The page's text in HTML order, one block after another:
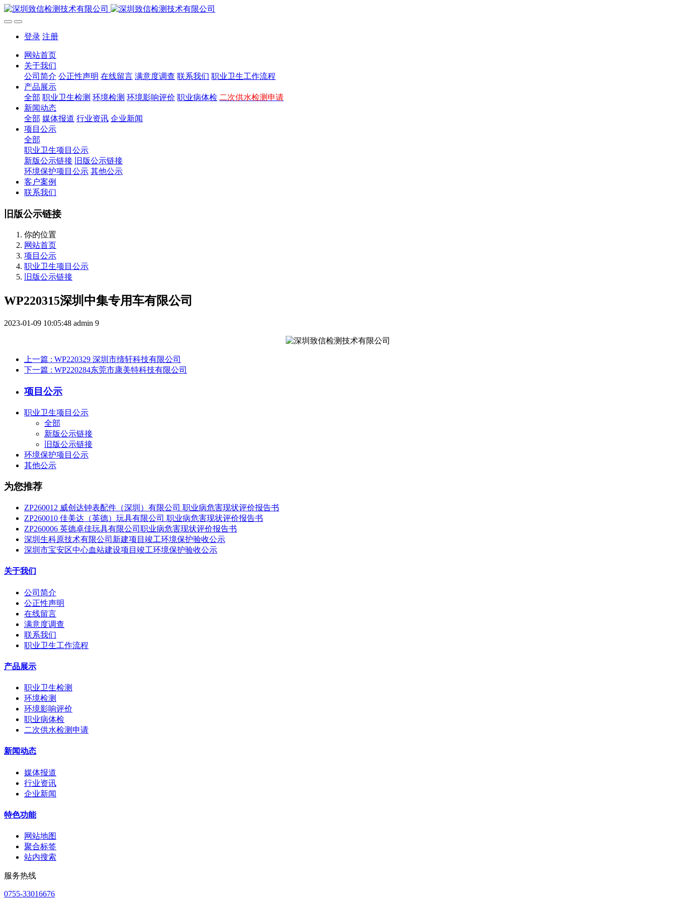
登录 注册
网站首页
关于我们
公司简介 公正性声明 在线留言 满意度调查 联系我们 职业卫生工作流程
产品展示
全部 职业卫生检测 环境检测 环境影响评价 职业病体检 二次供水检测申请
新闻动态
全部 媒体报道 行业资讯 企业新闻
项目公示
全部
职业卫生项目公示
新版公示链接
旧版公示链接
环境保护项目公示 其他公示
客户案例
联系我们
旧版公示链接
你的位置
网站首页
项目公示
职业卫生项目公示
旧版公示链接
WP220315深圳中集专用车有限公司
2023-01-09 10:05:48 admin 9
上一篇 : WP220329 深圳市缔轩科技有限公司
下一篇 : WP220284东莞市康美特科技有限公司
项目公示
职业卫生项目公示
全部
新版公示链接
旧版公示链接
环境保护项目公示
其他公示
为您推荐
ZP260012 威创达钟表配件（深圳）有限公司 职业病危害现状评价报告书
ZP260010 佳美达（英德）玩具有限公司 职业病危害现状评价报告书
ZP260006 英德卓佳玩具有限公司职业病危害现状评价报告书
深圳生科原技术有限公司新建项目竣工环境保护验收公示
深圳市宝安区中心血站建设项目竣工环境保护验收公示
关于我们
公司简介
公正性声明
在线留言
满意度调查
联系我们
职业卫生工作流程
产品展示
职业卫生检测
环境检测
环境影响评价
职业病体检
二次供水检测申请
新闻动态
媒体报道
行业资讯
企业新闻
特色功能
网站地图
聚合标签
站内搜索
服务热线
0755-33016676